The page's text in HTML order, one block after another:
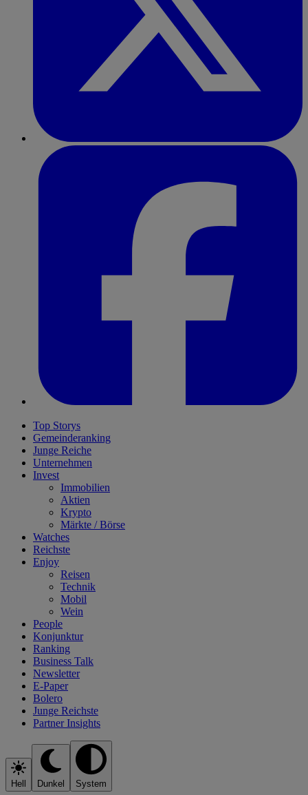
Top Storys
Gemeinderanking
Junge Reiche
Unternehmen
Invest
Immobilien
Aktien
Krypto
Märkte / Börse
Watches
Reichste
Enjoy
Reisen
Technik
Mobil
Wein
People
Konjunktur
Ranking
Business Talk
Newsletter
E-Paper
Bolero
Junge Reichste
Partner Insights
Hell Dunkel System